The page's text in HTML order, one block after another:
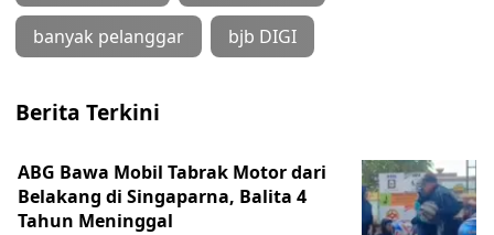
banyak pelanggar bjb DIGI
Berita Terkini
ABG Bawa Mobil Tabrak Motor dari
Belakang di Singaparna, Balita 4
Tahun Meninggal